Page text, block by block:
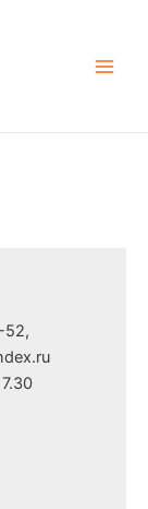
52,